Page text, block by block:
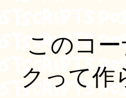
このコ
クって作